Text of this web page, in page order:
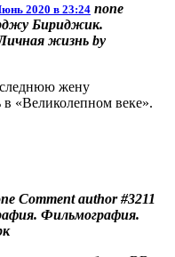
2020 в 23:24 none
Бириджик.
жизнь by
жену
«Великолепном веке».
Comment author #3211
Фильмография.